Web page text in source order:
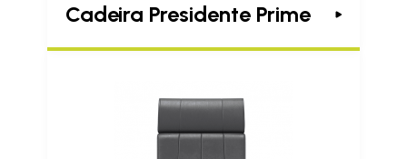
Cadeira Presidente Prime